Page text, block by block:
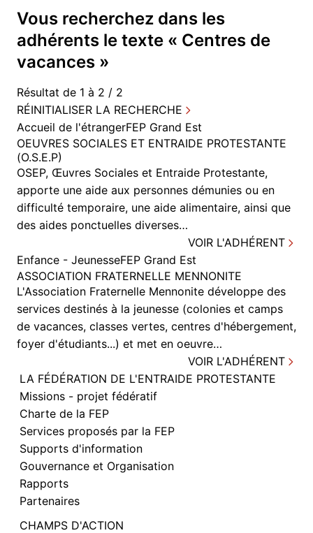
Vous recherchez dans les
adhérents le texte « Centres de
vacances »
Résultat de 1 à 2 / 2
RÉINITIALISER LA RECHERCHE
Accueil de l'étrangerFEP Grand Est
OEUVRES SOCIALES ET ENTRAIDE PROTESTANTE
(O.S.E.P)
OSEP, Œuvres Sociales et Entraide Protestante,
apporte une aide aux personnes démunies ou en
difficulté temporaire, une aide alimentaire, ainsi que
des aides ponctuelles diverses…
VOIR L'ADHÉRENT
Enfance - JeunesseFEP Grand Est
ASSOCIATION FRATERNELLE MENNONITE
L'Association Fraternelle Mennonite développe des
services destinés à la jeunesse (colonies et camps
de vacances, classes vertes, centres d'hébergement,
foyer d'étudiants...) et met en oeuvre…
VOIR L'ADHÉRENT
LA FÉDÉRATION DE L'ENTRAIDE PROTESTANTE
Missions - projet fédératif
Charte de la FEP
Services proposés par la FEP
Supports d'information
Gouvernance et Organisation
Rapports
Partenaires
CHAMPS D'ACTION